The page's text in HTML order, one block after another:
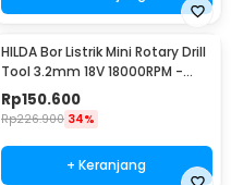
HILDA Bor Listrik Mini Rotary Drill
Tool 3.2mm 18V 18000RPM -
JD5202
Rp150.600
Rp226.900 34%
+ Keranjang